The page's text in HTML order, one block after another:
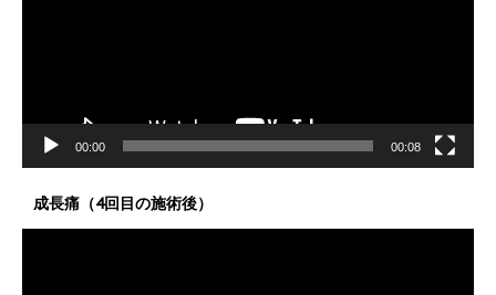
00:00 00:08
成長痛（4回目の施術後）